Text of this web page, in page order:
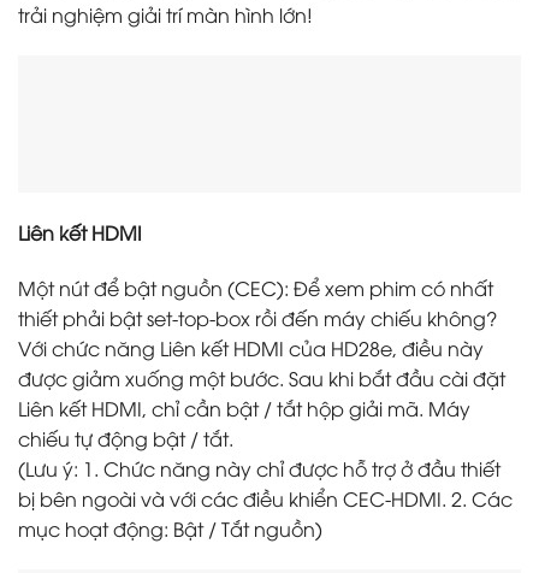
trải nghiệm giải trí màn hình lớn!
Liên kết HDMI
Một nút để bật nguồn (CEC): Để xem phim có nhất
thiết phải bật set-top-box rồi đến máy chiếu không?
Với chức năng Liên kết HDMI của HD28e, điều này
được giảm xuống một bước. Sau khi bắt đầu cài đặt
Liên kết HDMI, chỉ cần bật / tắt hộp giải mã. Máy
chiếu tự động bật / tắt.
(Lưu ý: 1. Chức năng này chỉ được hỗ trợ ở đầu thiết
bị bên ngoài và với các điều khiển CEC-HDMI. 2. Các
mục hoạt động: Bật / Tắt nguồn)